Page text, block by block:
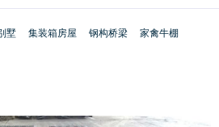
墅 集装箱房屋 钢构桥梁
家禽牛棚